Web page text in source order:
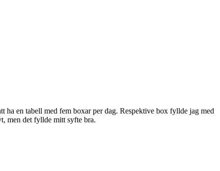
ha en tabell med fem boxar per dag. Respektive box fyllde jag med
men det fyllde mitt syfte bra.